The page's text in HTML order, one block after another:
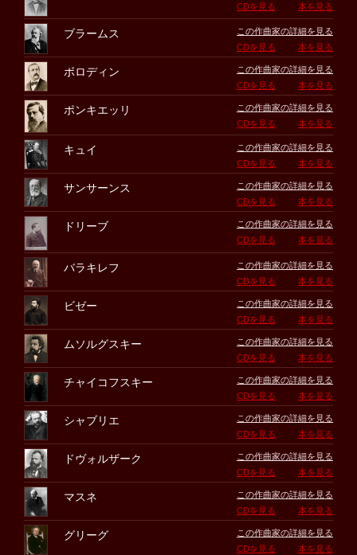
CDを見る
本を見る
ブラームス
この作曲家の詳細を見る
CDを見る
本を見る
ボロディン
この作曲家の詳細を見る
CDを見る
本を見る
ポンキエッリ
この作曲家の詳細を見る
CDを見る
本を見る
キュイ
この作曲家の詳細を見る
CDを見る
本を見る
サンサーンス
この作曲家の詳細を見る
CDを見る
本を見る
ドリーブ
この作曲家の詳細を見る
CDを見る
本を見る
バラキレフ
この作曲家の詳細を見る
CDを見る
本を見る
ビゼー
この作曲家の詳細を見る
CDを見る
本を見る
ムソルグスキー
この作曲家の詳細を見る
CDを見る
本を見る
チャイコフスキー
この作曲家の詳細を見る
CDを見る
本を見る
シャブリエ
この作曲家の詳細を見る
CDを見る
本を見る
ドヴォルザーク
この作曲家の詳細を見る
CDを見る
本を見る
マスネ
この作曲家の詳細を見る
CDを見る
本を見る
グリーグ
この作曲家の詳細を見る
CDを見る
本を見る